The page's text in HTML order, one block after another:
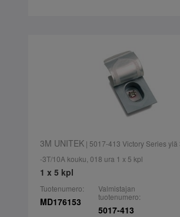
3M UNITEK| 5017-413 Victory Series ylä
-3T/10A kouku, 018 ura 1 x 5 kpl
1 x 5 kpl
Tuotenumero:
MD176153
Valmistajan
tuotenumero:
5017-413